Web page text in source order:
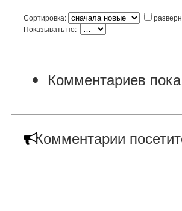
Сортировка:
Показывать по:
Комментариев
Комментарии